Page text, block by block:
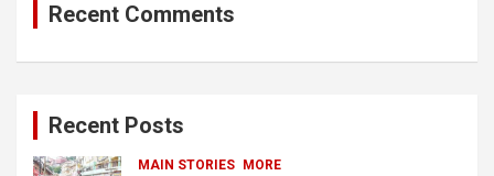
Recent Comments
Recent Posts
MAIN STORIES MORE